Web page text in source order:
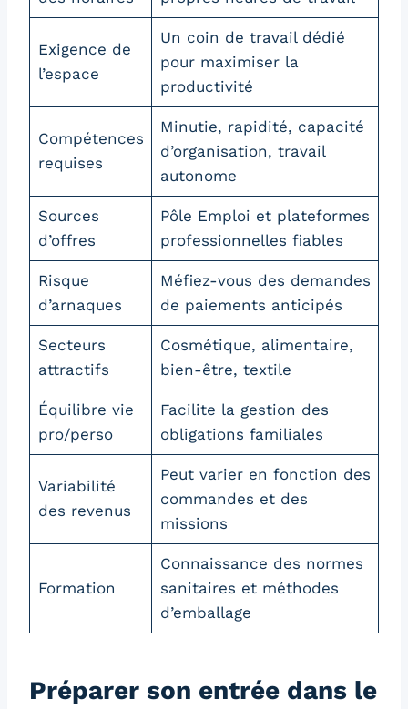
Exigence de
l’espace
Un coin de travail dédié
pour maximiser la
productivité
Compétences
requises
Minutie, rapidité, capacité
d’organisation, travail
autonome
Sources
d’offres
Pôle Emploi et plateformes
professionnelles fiables
Risque
d’arnaques
Méfiez-vous des demandes
de paiements anticipés
Secteurs
attractifs
Cosmétique, alimentaire,
bien-être, textile
Équilibre vie
pro/perso
Facilite la gestion des
obligations familiales
Variabilité
des revenus
Peut varier en fonction des
commandes et des
missions
Formation
Connaissance des normes
sanitaires et méthodes
d’emballage
Préparer son entrée dans le